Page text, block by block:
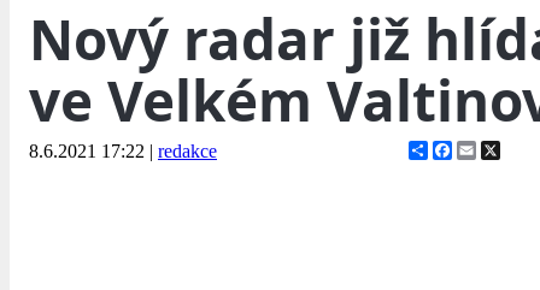
Nový radar již
ve Velkém
8.6.2021 17:22 | redakce ShareFacebook
Email